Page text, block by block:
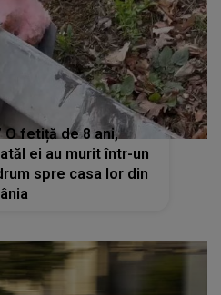
O fetiță de 8 ani,
ei au murit într-un
spre casa lor din